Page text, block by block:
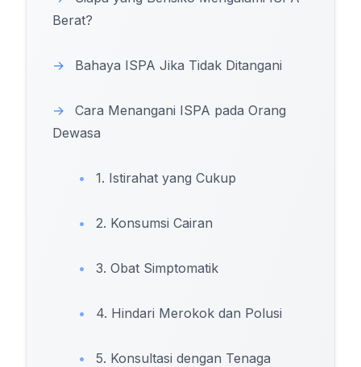
Berat?
→ Bahaya ISPA Jika Tidak Ditangani
→
Cara Menangani ISPA pada Orang
Dewasa
• 1. Istirahat yang Cukup
• 2. Konsumsi Cairan
• 3. Obat Simptomatik
• 4. Hindari Merokok dan Polusi
•
5. Konsultasi dengan Tenaga